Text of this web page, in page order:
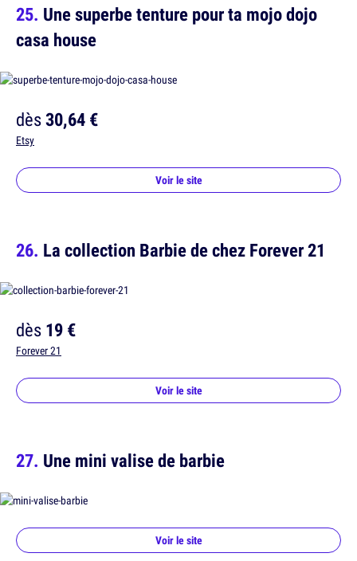
Une superbe tenture pour ta mojo dojo
casa house
dès30,64 €
Etsy
Voir le site
La collection Barbie de chez Forever 21
dès19 €
Forever 21
Voir le site
Une mini valise de barbie
Voir le site